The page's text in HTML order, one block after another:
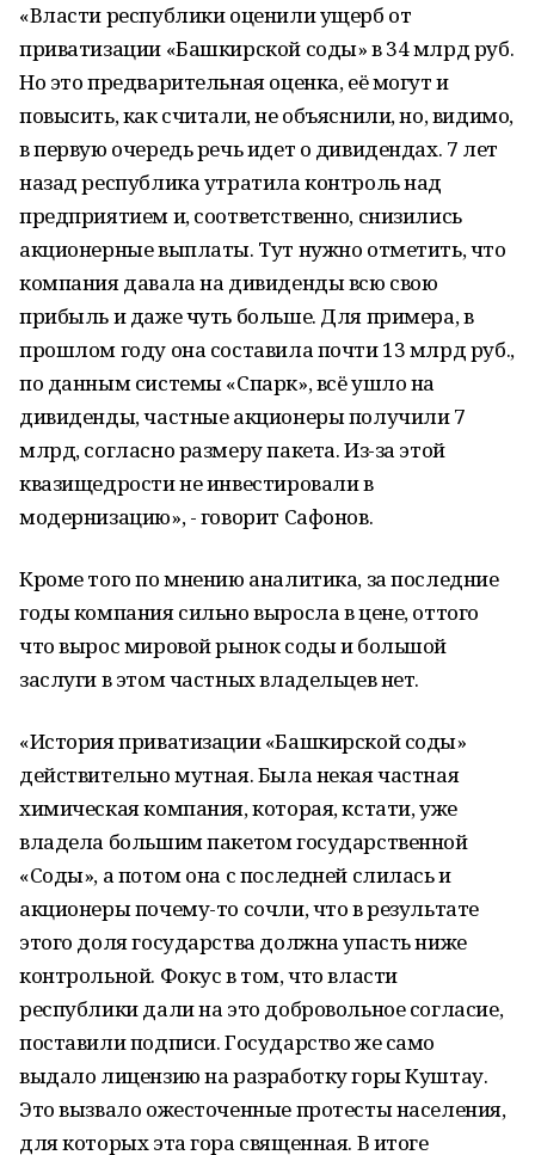
«Власти республики оценили ущерб от
приватизации «Башкирской соды» в 34 млрд руб.
Но это предварительная оценка, её могут и
повысить, как считали, не объяснили, но, видимо,
в первую очередь речь идет о дивидендах. 7 лет
назад республика утратила контроль над
предприятием и, соответственно, снизились
акционерные выплаты. Тут нужно отметить, что
компания давала на дивиденды всю свою
прибыль и даже чуть больше. Для примера, в
прошлом году она составила почти 13 млрд руб.,
по данным системы «Спарк», всё ушло на
дивиденды, частные акционеры получили 7
млрд, согласно размеру пакета. Из-за этой
квазищедрости не инвестировали в
модернизацию», - говорит Сафонов.
Кроме того по мнению аналитика, за последние
годы компания сильно выросла в цене, оттого
что вырос мировой рынок соды и большой
заслуги в этом частных владельцев нет.
«История приватизации «Башкирской соды»
действительно мутная. Была некая частная
химическая компания, которая, кстати, уже
владела большим пакетом государственной
«Соды», а потом она с последней слилась и
акционеры почему-то сочли, что в результате
этого доля государства должна упасть ниже
контрольной. Фокус в том, что власти
республики дали на это добровольное согласие,
поставили подписи. Государство же само
выдало лицензию на разработку горы Куштау.
Это вызвало ожесточенные протесты населения,
для которых эта гора священная. В итоге